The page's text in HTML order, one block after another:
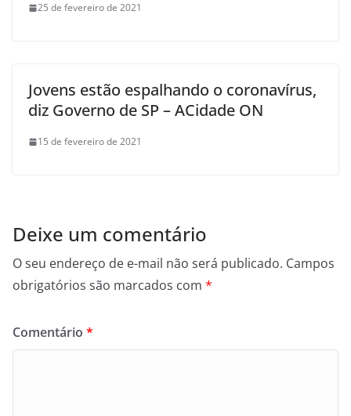
25 de fevereiro de 2021
Jovens estão espalhando o coronavírus,
diz Governo de SP – ACidade ON
15 de fevereiro de 2021
Deixe um comentário
O seu endereço de e-mail não será publicado. Campos
obrigatórios são marcados com *
Comentário *